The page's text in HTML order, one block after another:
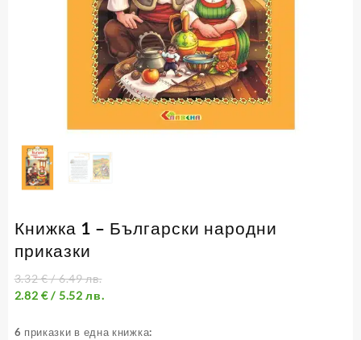
Книжка 1 – Български народни
приказки
3.32€/ 6.49 лв.
2.82 €/ 5.52 лв.
6 приказки в една книжка: